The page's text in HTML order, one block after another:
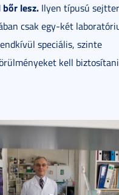
bőr lesz. Ilyen típusú
csak egy-két
speciális, szinte
kell